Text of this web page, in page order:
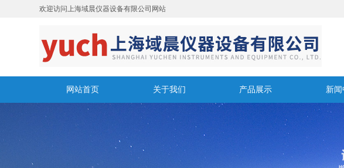
欢迎访问上海域晨仪器设备有限公司网站
网站首页 关于我们 产品展示 新